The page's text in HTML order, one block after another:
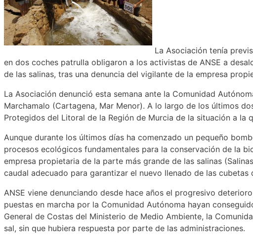
La Asociación tenía
en dos coches patrulla obligaron a los activistas de ANSE a
de las salinas, tras una denuncia del vigilante de la empresa
La Asociación denunció esta semana ante la Comunidad
Marchamalo (Cartagena, Mar Menor). A lo largo de los últimos
Protegidos del Litoral de la Región de Murcia de la situación a la
Aunque durante los últimos días ha comenzado un pequeño
procesos ecológicos fundamentales para la conservación de la
empresa propietaria de la parte más grande de las salinas
caudal adecuado para garantizar el nuevo llenado de las
ANSE viene denunciando desde hace años el progresivo
puestas en marcha por la Comunidad Autónoma hayan
General de Costas del Ministerio de Medio Ambiente, la
sal, sin que hubiera respuesta por parte de las administraciones.